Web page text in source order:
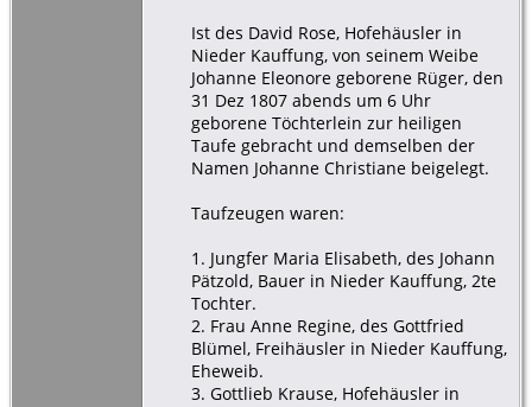
Ist des David Rose, Hofehäusler in
Nieder Kauffung, von seinem Weibe
Johanne Eleonore geborene Rüger, den
31 Dez 1807 abends um 6 Uhr
geborene Töchterlein zur heiligen
Taufe gebracht und demselben der
Namen Johanne Christiane beigelegt.
Taufzeugen waren:
1. Jungfer Maria Elisabeth, des Johann
Pätzold, Bauer in Nieder Kauffung, 2te
Tochter.
2. Frau Anne Regine, des Gottfried
Blümel, Freihäusler in Nieder Kauffung,
Eheweib.
3. Gottlieb Krause, Hofehäusler in